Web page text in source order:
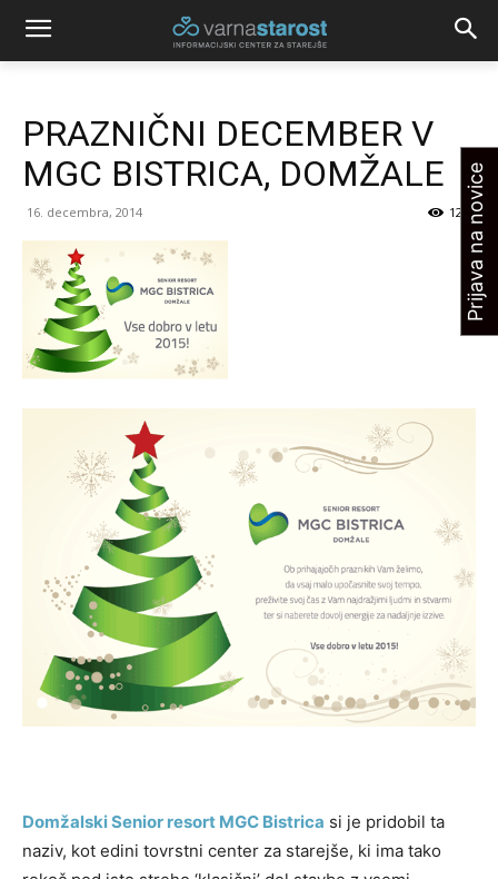
PRAZNIČNI DECEMBER V
MGC BISTRICA, DOMŽALE
16. decembra, 2014 1244
Domžalski Senior resort MGC Bistrica si je pridobil ta
naziv, kot edini tovrstni center za starejše, ki ima tako
Prijava na novice